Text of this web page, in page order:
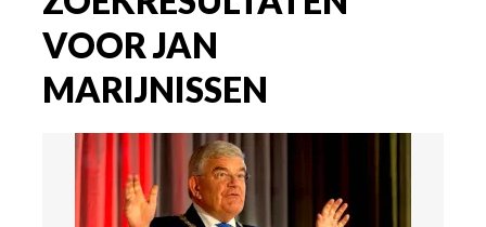
VOOR JAN
MARIJNISSEN